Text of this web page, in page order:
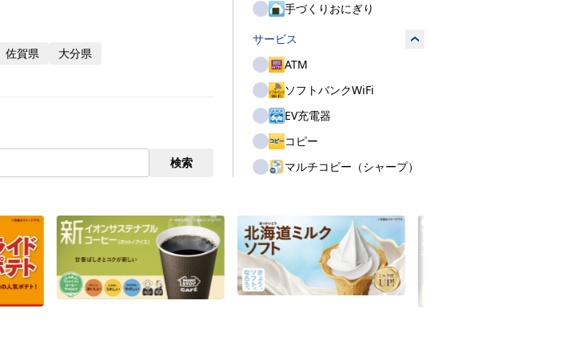
佐賀県 大分県
検索
手づくりおにぎり
サービス
ATM
ソフトバンクWiFi
EV充電器
コピー
マルチコピー（シャープ）
Tax-free Shop
MINISTOP Loppi
デリバリー
Uber Eats